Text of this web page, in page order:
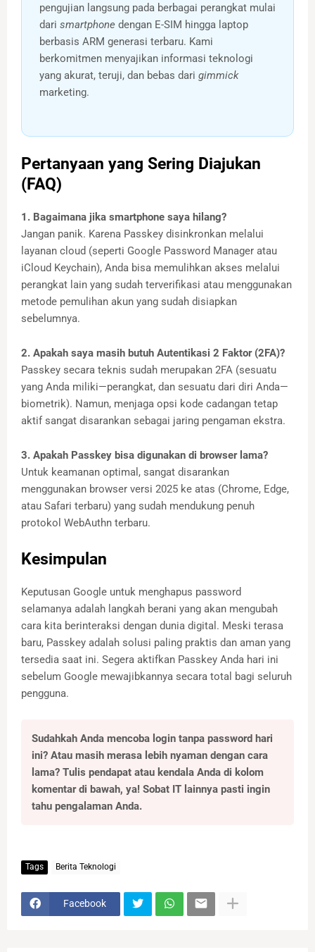
pengujian langsung pada berbagai perangkat mulai
dari smartphone dengan E-SIM hingga laptop
berbasis ARM generasi terbaru. Kami
berkomitmen menyajikan informasi teknologi
yang akurat, teruji, dan bebas dari gimmick
marketing.
Pertanyaan yang Sering Diajukan
(FAQ)
1. Bagaimana jika smartphone saya hilang?
Jangan panik. Karena Passkey disinkronkan melalui
layanan cloud (seperti Google Password Manager atau
iCloud Keychain), Anda bisa memulihkan akses melalui
perangkat lain yang sudah terverifikasi atau menggunakan
metode pemulihan akun yang sudah disiapkan
sebelumnya.
2. Apakah saya masih butuh Autentikasi 2 Faktor (2FA)?
Passkey secara teknis sudah merupakan 2FA (sesuatu
yang Anda miliki—perangkat, dan sesuatu dari diri Anda—
biometrik). Namun, menjaga opsi kode cadangan tetap
aktif sangat disarankan sebagai jaring pengaman ekstra.
3. Apakah Passkey bisa digunakan di browser lama?
Untuk keamanan optimal, sangat disarankan
menggunakan browser versi 2025 ke atas (Chrome, Edge,
atau Safari terbaru) yang sudah mendukung penuh
protokol WebAuthn terbaru.
Kesimpulan
Keputusan Google untuk menghapus password
selamanya adalah langkah berani yang akan mengubah
cara kita berinteraksi dengan dunia digital. Meski terasa
baru, Passkey adalah solusi paling praktis dan aman yang
tersedia saat ini. Segera aktifkan Passkey Anda hari ini
sebelum Google mewajibkannya secara total bagi seluruh
pengguna.
Sudahkah Anda mencoba login tanpa password hari
ini? Atau masih merasa lebih nyaman dengan cara
lama? Tulis pendapat atau kendala Anda di kolom
komentar di bawah, ya! Sobat IT lainnya pasti ingin
tahu pengalaman Anda.
Tags Berita Teknologi
Facebook